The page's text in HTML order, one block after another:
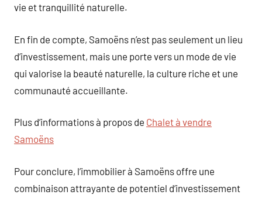
vie et tranquillité naturelle.
En fin de compte, Samoëns n’est pas seulement un lieu
d’investissement, mais une porte vers un mode de vie
qui valorise la beauté naturelle, la culture riche et une
communauté accueillante.
Plus d’informations à propos de Chalet à vendre
Samoëns
Pour conclure, l’immobilier à Samoëns offre une
combinaison attrayante de potentiel d’investissement